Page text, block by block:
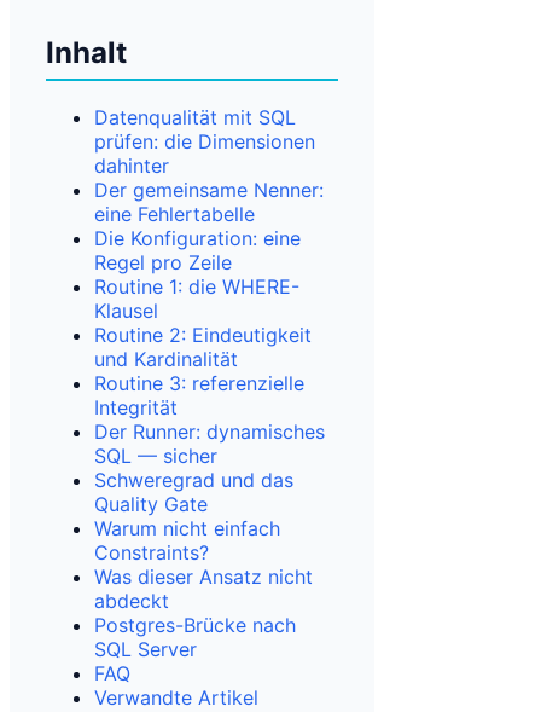
Inhalt
Datenqualität mit SQL
prüfen: die Dimensionen
dahinter
Der gemeinsame Nenner:
eine Fehlertabelle
Die Konfiguration: eine
Regel pro Zeile
Routine 1: die WHERE-
Klausel
Routine 2: Eindeutigkeit
und Kardinalität
Routine 3: referenzielle
Integrität
Der Runner: dynamisches
SQL — sicher
Schweregrad und das
Quality Gate
Warum nicht einfach
Constraints?
Was dieser Ansatz nicht
abdeckt
Postgres-Brücke nach
SQL Server
FAQ
Verwandte Artikel